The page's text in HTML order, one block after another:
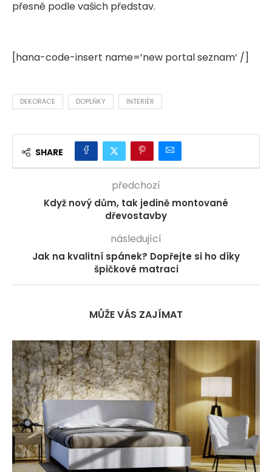
přesně podle vašich představ.
[hana-code-insert name=’new portal seznam‘ /]
DEKORACE DOPLŇKY INTERIÉR
SHARE
předchozí
Když nový dům, tak jedině montované
dřevostavby
následující
Jak na kvalitní spánek? Dopřejte si ho díky
špičkové matraci
MŮŽE VÁS ZAJÍMAT